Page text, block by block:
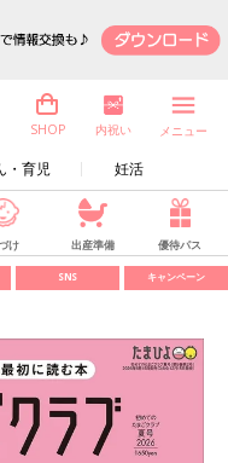
・育児 妊活
SHOP 内祝い メニュー
け 出産準備 優待パス
SNS キャンペーン